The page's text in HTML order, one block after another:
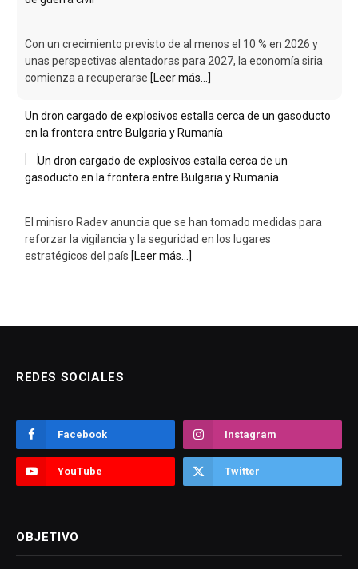
El minisro Radev anuncia que se han tomado medidas para
reforzar la vigilancia y la seguridad en los lugares
estratégicos del país[Leer más...]
REDES SOCIALES
Facebook Instagram
YouTube Twitter
OBJETIVO